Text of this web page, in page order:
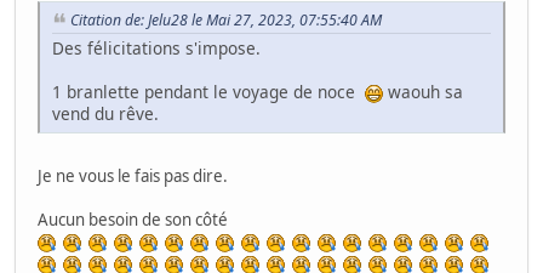
Citation de: Jelu28 le Mai 27, 2023, 07:55:40 AM
Des félicitations s'impose.
1 branlette pendant le voyage de noce
waouh sa
vend du rêve.
Je ne vous le fais pas dire.
Aucun besoin de son côté